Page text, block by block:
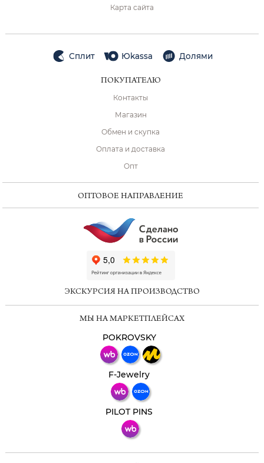
Карта сайта
Сплит Юkassa Долями
ПОКУПАТЕЛЮ
Контакты
Магазин
Обмен и скупка
Оплата и доставка
Опт
ОПТОВОЕ НАПРАВЛЕНИЕ
ЭКСКУРСИЯ НА ПРОИЗВОДСТВО
МЫ НА МАРКЕТПЛЕЙСАХ
POKROVSKY
F-Jewelry
PILOT PINS